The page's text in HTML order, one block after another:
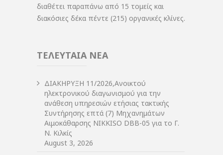
διαθέτει παραπάνω από 15 τομείς και
διακόσιες δέκα πέντε (215) οργανικές κλίνες.
ΤΕΛΕΥΤΑΙΑ ΝΕΑ
ΔIΑΚΗΡΥΞΗ 11/2026,Ανοικτού
ηλεκτρονικού διαγωνισμού για την
ανάθεση υπηρεσιών ετήσιας τακτικής
Συντήρησης επτά (7) Μηχανημάτων
Αιμοκάθαρσης NIKKISO DBB-05 για το Γ.
Ν. Κιλκίς
August 3, 2026